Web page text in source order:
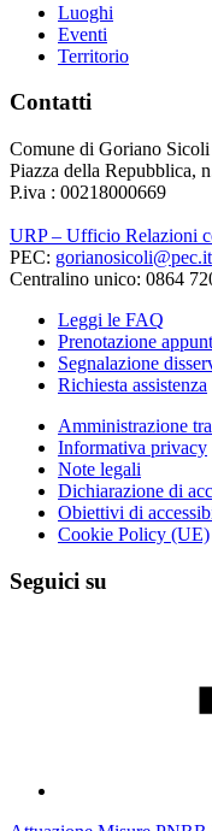
Luoghi
Eventi
Territorio
Contatti
Comune di Goriano Sicoli
Piazza della Repubblica,
P.iva : 00218000669
URP – Ufficio Relazioni
PEC: gorianosicoli@pec.it
Centralino unico: 0864
Leggi le FAQ
Prenotazione
Segnalazione
Richiesta assistenza
Amministrazione
Informativa privacy
Note legali
Dichiarazione di
Obiettivi di
Cookie Policy (UE)
Seguici su